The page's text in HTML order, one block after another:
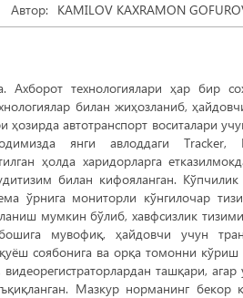
Автор: KAMILOV KAXRAMON
технологиялари ҳар бир
билан жиҳозланиб,
ҳозирда автотранспорт воситалари
янги авлоддаги Tracker,
ҳолда харидорларга
билан кифояланган.
ўрнига мониторли кўнгилочар
мумкин бўлиб, хавфсизлик
мувофиқ, ҳайдовчи учун
соябонига ва орқа томонни кўриш
ташқари, агар
Мазкур норманинг бекор